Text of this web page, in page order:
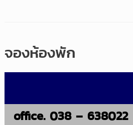
จองห้องพัก
office. 038 – 638022